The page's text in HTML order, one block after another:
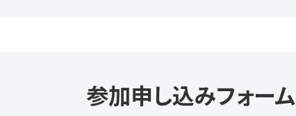
参加申し込みフォーム